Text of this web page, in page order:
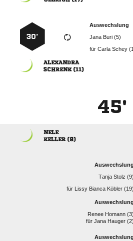
Auswechslung
  
für 
30’

 
45'

 
Auswechslung
  
für    
Auswechslung
  
für  
Auswechslung